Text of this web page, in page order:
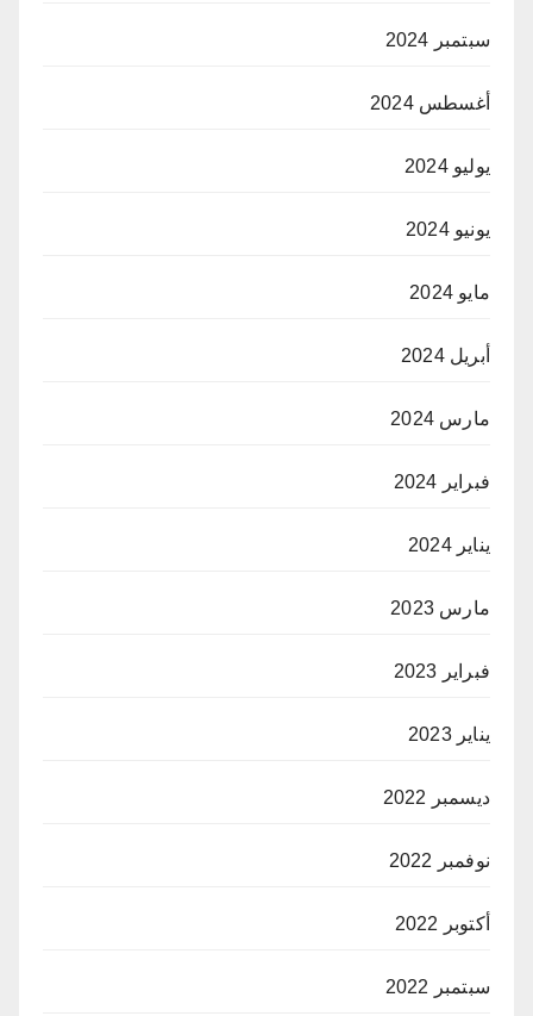
سبتمبر 2024
أغسطس 2024
يوليو 2024
يونيو 2024
مايو 2024
أبريل 2024
مارس 2024
فبراير 2024
يناير 2024
مارس 2023
فبراير 2023
يناير 2023
ديسمبر 2022
نوفمبر 2022
أكتوبر 2022
سبتمبر 2022